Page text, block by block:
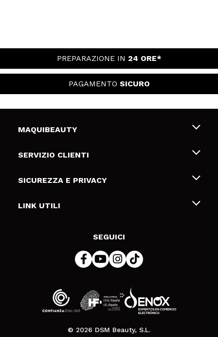
PREPARAZIONE IN 24 ORE*
PAGAMENTO SICURO
MAQUIBEAUTY
Chi siamo
Gift Cards
SERVIZIO CLIENTI
Spedizioni & Resi
Metodi di pagamamento
SICUREZZA E PRIVACY
Termini e condizioni
LINK UTILI
SEGUICI
© 2026 DSM Beauty, S.L.